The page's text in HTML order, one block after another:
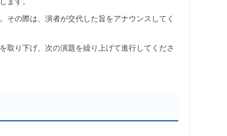
その際は、演者が交代した旨をアナウンスしてく
取り下げ、次の演題を繰り上げて進行してくださ